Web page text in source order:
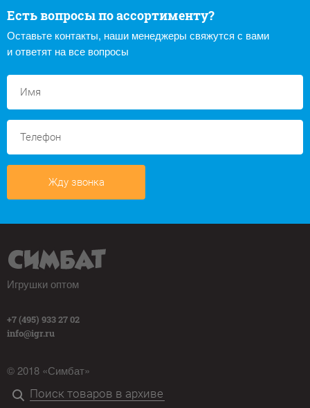
Есть вопросы по ассортименту?
Оставьте контакты, наши менеджеры свяжутся с вами
и ответят на все вопросы
Жду звонка
Игрушки оптом
+7 (495) 933 27 02
info@igr.ru
© 2018 «Симбат»